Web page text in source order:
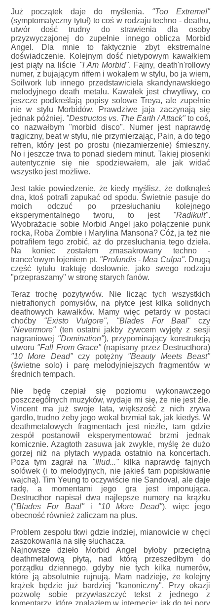
Już początek daje do myślenia. "Too Extreme!"
(symptomatyczny tytuł) to coś w rodzaju techno - deathu,
utwór dość trudny do strawienia dla osoby
przyzwyczajonej do zupełnie innego oblicza Morbid
Angel. Dla mnie to faktycznie zbyt ekstremalne
doświadczenie. Kolejnym dość nietypowym kawałkiem
jest piąty na liście "I Am Morbid". Fajny, death'n'rollowy
numer, z bujającym riffem i wokalem w stylu, bo ja wiem,
Soilwork lub innego przedstawiciela skandynawskiego
melodyjnego death metalu. Kawałek jest chwytliwy, co
jeszcze podkreślają popisy solowe Treya, ale zupełnie
nie w stylu Morbidów. Prawdziwe jaja zaczynają się
jednak później. "Destructos vs. The Earth / Attack"to coś,
co nazwałbym "morbid disco". Numer jest naprawdę
tragiczny, beat w stylu, nie przymierzając, Pain, a do tego
refren, który jest po prostu (niezamierzenie) śmieszny.
No i jeszcze trwa to ponad siedem minut. Takiej piosenki
autentycznie się nie spodziewałem, ale jak widać
wszystko jest możliwe.
Jest takie powiedzenie, że kiedy myślisz, że dotknąłeś
dna, ktoś potrafi zapukać od spodu. Świetnie pasuje do
moich odczuć po przesłuchaniu kolejnego
eksperymentalnego tworu, to jest "Radikult".
Wyobrażacie sobie Morbid Angel jako połączenie punk
rocka, Roba Zombie i Marylina Mansona? Cóż, ja też nie
potrafiłem tego zrobić, aż do przesłuchania tego dzieła.
Na koniec zostałem zmasakrowany techno -
trance'owym łojeniem pt. "Profundis - Mea Culpa". Drugą
część tytułu traktuję dosłownie, jako swego rodzaju
"przepraszamy" w stronę starych fanów.
Teraz trochę pozytywów. Nie licząc tych wszystkich
nietrafionych pomysłów, na płytce jest kilka solidnych
deathowych kawałków. Mamy więc petardy w postaci
choćby "Existo Vulgore", "Blades For Baal"czy
"Nevermore"(ten ostatni jakby żywcem wyjęty z sesji
nagraniowej "Domination"), przypominający konstrukcją
utworu "Fall From Grace"(napisany przez Destructhora)
"10 More Dead"czy potężny "Beauty Meets Beast"
(świetne solo) i parę melodyjniejszych fragmentów w
średnich tempach.
Nie będę czepiał się poziomu wykonawczego
poszczególnych muzyków, wydaje mi się, że nie jest źle.
Vincent ma już swoje lata, większość z nich zrywa
gardło, trudno żeby jego wokal brzmiał tak, jak kiedyś. W
deathmetalowych fragmentach jest nieźle, tam gdzie
zespół postanowił eksperymentować brzmi jednak
komicznie. Azagtoth zasuwa jak zwykle, myślę że dużo
gorzej niż na płytach wypada ostatnio na koncertach.
Poza tym zagrał na "Illud..."kilka naprawdę fajnych
solówek (i to melodyjnych, nie jakieś tam popiskiwanie
wajchą). Tim Yeung to oczywiście nie Sandoval, ale daje
radę, a momentami jego gra jest imponująca.
Destructhor napisał dwa najlepsze numery na krążku
("Blades For Baal"i "10 More Dead"), więc jego
obecność również zaliczam na plus.
Problem zespołu tkwi gdzie indziej, mianowicie w chęci
zaszokowania na siłę słuchacza.
Najnowsze dzieło Morbid Angel byłoby przeciętną
deathmetalową płytą, nad którą przeszedłbym do
porządku dziennego, gdyby nie tych kilka numerów,
które ją absolutnie rujnują. Mam nadzieję, że kolejny
krążek będzie już bardziej "kanoniczny". Przy okazji
pozwolę sobie przywłaszczyć tekst z jednego z